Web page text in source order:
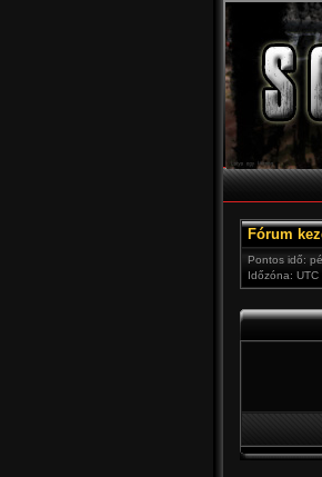
Fórum
Pontos idő:
Időzóna: UTC